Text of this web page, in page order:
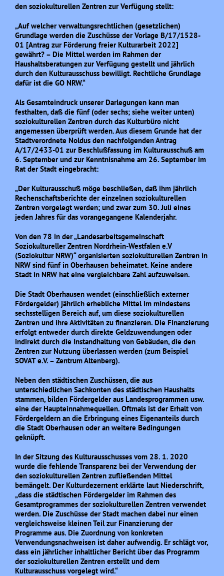
den soziokulturellen Zentren zur Verfügung stellt:
„Auf welcher verwaltungsrechtlichen (gesetzlichen)
Grundlage werden die Zuschüsse der Vorlage B/17/1528-
01 [Antrag zur Förderung freier Kulturarbeit 2022]
gewährt? – Die Mittel werden im Rahmen der
Haushaltsberatungen zur Verfügung gestellt und jährlich
durch den Kulturausschuss bewilligt. Rechtliche Grundlage
dafür ist die GO NRW.“
Als Gesamteindruck unserer Darlegungen kann man
festhalten, daß die fünf (oder sechs; siehe weiter unten)
soziokulturellen Zentren durch das Kulturbüro nicht
angemessen überprüft werden. Aus diesem Grunde hat der
Stadtverordnete Noldus den nachfolgenden Antrag
A/17/2433-01 zur Beschlußfassung im Kulturausschuß am
6. September und zur Kenntnisnahme am 26. September im
Rat der Stadt eingebracht:
„Der Kulturausschuß möge beschließen, daß ihm jährlich
Rechenschaftsberichte der einzelnen soziokulturellen
Zentren vorgelegt werden; und zwar zum 30. Juli eines
jeden Jahres für das vorangegangene Kalenderjahr.
Von den 78 in der „Landesarbeitsgemeinschaft
Soziokultureller Zentren Nordrhein-Westfalen e.V
(Soziokultur NRW)“ organisierten soziokulturellen Zentren in
NRW sind fünf in Oberhausen beheimatet. Keine andere
Stadt in NRW hat eine vergleichbare Zahl aufzuweisen.
Die Stadt Oberhausen wendet (einschließlich externer
Fördergelder) jährlich erhebliche Mittel im mindestens
sechsstelligen Bereich auf, um diese soziokulturellen
Zentren und ihre Aktivitäten zu finanzieren. Die Finanzierung
erfolgt entweder durch direkte Geldzuwendungen oder
indirekt durch die Instandhaltung von Gebäuden, die den
Zentren zur Nutzung überlassen werden (zum Beispiel
SOVAT e.V. – Zentrum Altenberg).
Neben den städtischen Zuschüssen, die aus
unterschiedlichen Sachkonten des städtischen Haushalts
stammen, bilden Fördergelder aus Landesprogrammen usw.
eine der Haupteinnahmequellen. Oftmals ist der Erhalt von
Fördergeldern an die Erbringung eines Eigenanteils durch
die Stadt Oberhausen oder an weitere Bedingungen
geknüpft.
In der Sitzung des Kulturausschusses vom 28. 1. 2020
wurde die fehlende Transparenz bei der Verwendung der
den soziokulturellen Zentren zufließenden Mittel
bemängelt. Der Kulturdezernent erklärte laut Niederschrift,
„dass die städtischen Fördergelder im Rahmen des
Gesamtprogrammes der soziokulturellen Zentren verwendet
werden. Die Zuschüsse der Stadt machen dabei nur einen
vergleichsweise kleinen Teil zur Finanzierung der
Programme aus. Die Zuordnung von konkreten
Verwendungsnachweisen ist daher aufwendig. Er schlägt vor,
dass ein jährlicher inhaltlicher Bericht über das Programm
der soziokulturellen Zentren erstellt und dem
Kulturausschuss vorgelegt wird.“